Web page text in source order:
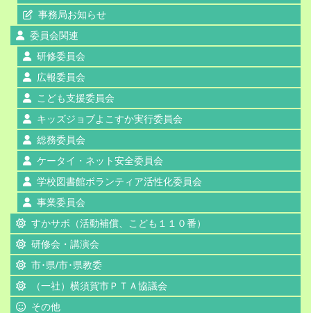
事務局お知らせ
委員会関連
研修委員会
広報委員会
こども支援委員会
キッズジョブよこすか実行委員会
総務委員会
ケータイ・ネット安全委員会
学校図書館ボランティア活性化委員会
事業委員会
すかサポ（活動補償、こども１１０番）
研修会・講演会
市･県/市･県教委
（一社）横須賀市ＰＴＡ協議会
その他